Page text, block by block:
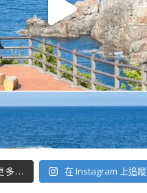
多... 在 Instagram 上追蹤